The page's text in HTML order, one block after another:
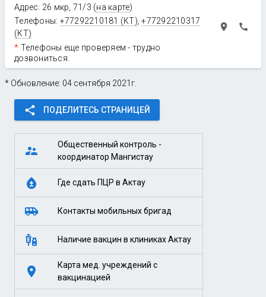
Адрес: 26 мкр, 71/3 (на карте)
Телефоны: +77292210181 (КТ) ,+77292210317
(КТ)
* Телефоны еще проверяем - трудно
дозвониться.
place call
* Обновление: 04 сентября 2021г.
share ПОДЕЛИТЕСЬ СТРАНИЦЕЙ
supervisor_account
Общественный контроль -
координатор Мангистау
bloodtype Где сдать ПЦР в Актау
airport_shuttle Контакты мобильных бригад
vaccines Наличие вакцин в клиниках Актау
place
Карта мед. учреждений с
вакцинацией